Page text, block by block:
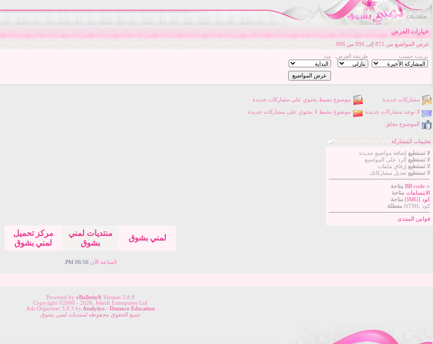
خيارات العرض
عرض المواضيع من 871 إلى 896 من 896
ترتيب حسب طريقة العرض: منذ
مشاركات جديدة موضوع نشيط يحتوي على مشاركات جديدة
لا توجد مشاركات جديدة موضوع نشيط لا يحتوي على مشاركات جديدة
الموضوع مغلق
تعليمات المشاركة
لا تستطيع إضافة مواضيع جديدة
لا تستطيع الرد على المواضيع
لا تستطيع إرفاق ملفات
لا تستطيع تعديل مشاركاتك
BB code is
متاحة
الابتسامات متاحة
كود [IMG]
متاحة
كود HTML
معطلة
قوانين المنتدى
لمني بشوق
منتديات لمني
بشوق
مركز تحميل
لمني بشوق
الساعة الآن 06:56 PM
Powered by vBulletin®Version 3.8.9
Copyright ©2000 - 2026, Jelsoft Enterprises Ltd
Ads Organizer 3.0.3 by Analytics- Distance Education
جميع الحقوق محفوظه لمنتديات لمني بشوق